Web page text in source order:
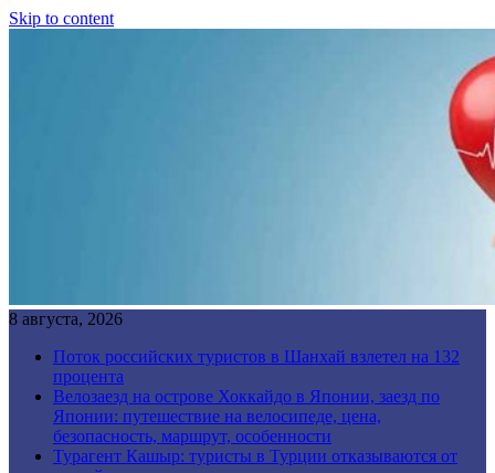
Skip to content
8 августа, 2026
Поток российских туристов в Шанхай взлетел на 132
процента
Велозаезд на острове Хоккайдо в Японии, заезд по
Японии: путешествие на велосипеде, цена,
безопасность, маршрут, особенности
Турагент Кашыр: туристы в Турции отказываются от